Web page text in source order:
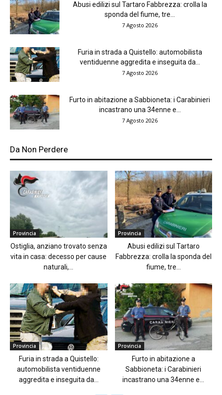
Abusi edilizi sul Tartaro Fabbrezza: crolla la
sponda del fiume, tre...
7 Agosto 2026
Furia in strada a Quistello: automobilista
ventiduenne aggredita e inseguita da...
7 Agosto 2026
Furto in abitazione a Sabbioneta: i Carabinieri
incastrano una 34enne e...
7 Agosto 2026
Da Non Perdere
Provincia
Ostiglia, anziano trovato senza
vita in casa: decesso per cause
naturali,...
Provincia
Abusi edilizi sul Tartaro
Fabbrezza: crolla la sponda del
fiume, tre...
Provincia
Furia in strada a Quistello:
automobilista ventiduenne
aggredita e inseguita da...
Provincia
Furto in abitazione a
Sabbioneta: i Carabinieri
incastrano una 34enne e...